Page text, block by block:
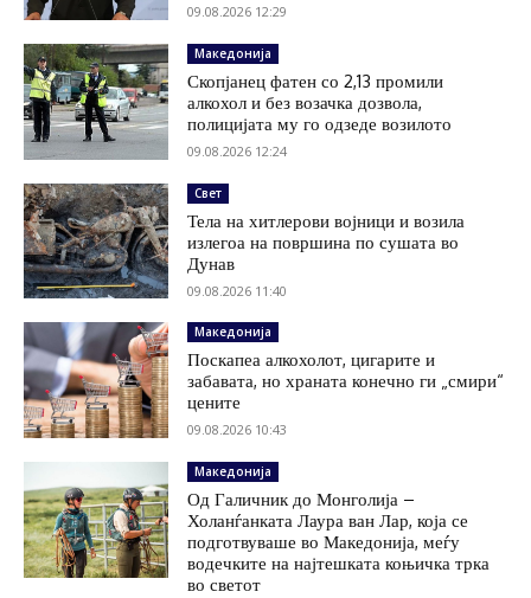
09.08.2026 12:29
Македонија
Скопјанец фатен со 2,13 промили
алкохол и без возачка дозвола,
полицијата му го одзеде возилото
09.08.2026 12:24
Свет
Тела на хитлерови војници и возила
излегоа на површина по сушата во
Дунав
09.08.2026 11:40
Македонија
Поскапеа алкохолот, цигарите и
забавата, но храната конечно ги „смири“
цените
09.08.2026 10:43
Македонија
Од Галичник до Монголија –
Холанѓанката Лаура ван Лар, која се
подготвуваше во Македонија, меѓу
водечките на најтешката коњичка трка
во светот